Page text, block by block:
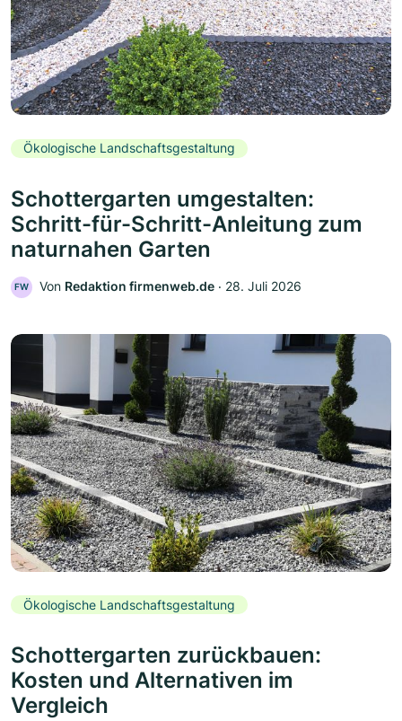
Ökologische Landschaftsgestaltung
Schottergarten umgestalten:
Schritt-für-Schritt-Anleitung zum
naturnahen Garten
FW Von Redaktion firmenweb.de ‧ 28. Juli 2026
Ökologische Landschaftsgestaltung
Schottergarten zurückbauen:
Kosten und Alternativen im
Vergleich